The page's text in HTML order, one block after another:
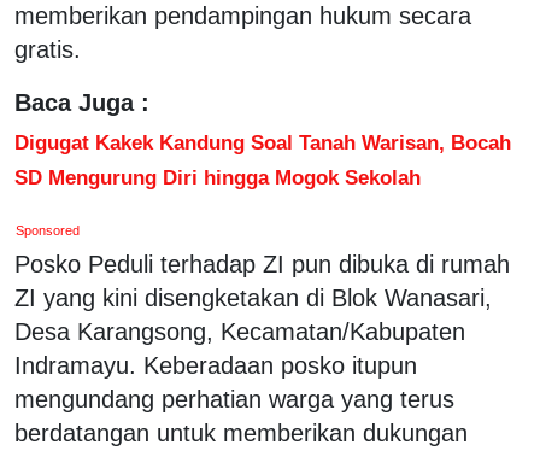
memberikan pendampingan hukum secara
gratis.
Baca Juga :
Digugat Kakek Kandung Soal Tanah Warisan, Bocah
SD Mengurung Diri hingga Mogok Sekolah
Sponsored
Posko Peduli terhadap ZI pun dibuka di rumah
ZI yang kini disengketakan di Blok Wanasari,
Desa Karangsong, Kecamatan/Kabupaten
Indramayu. Keberadaan posko itupun
mengundang perhatian warga yang terus
berdatangan untuk memberikan dukungan